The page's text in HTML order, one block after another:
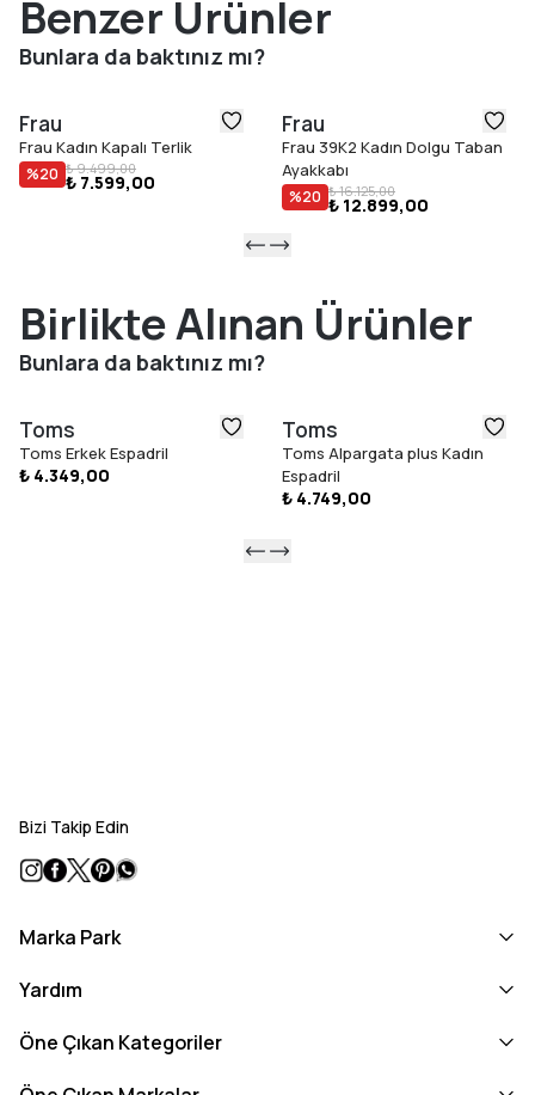
Benzer Ürünler
Bunlara da baktınız mı?
Frau
Frau Kadın Kapalı Terlik
%20 ₺ 9.499,00
₺ 7.599,00
Frau
Frau 39K2 Kadın Dolgu Taban
Ayakkabı
%20 ₺ 16.125,00
₺ 12.899,00
Birlikte Alınan Ürünler
Bunlara da baktınız mı?
Toms
Toms Erkek Espadril
₺ 4.349,00
Toms
Toms Alpargata plus Kadın
Espadril
₺ 4.749,00
Bizi Takip Edin
Marka Park
Yardım
Öne Çıkan Kategoriler